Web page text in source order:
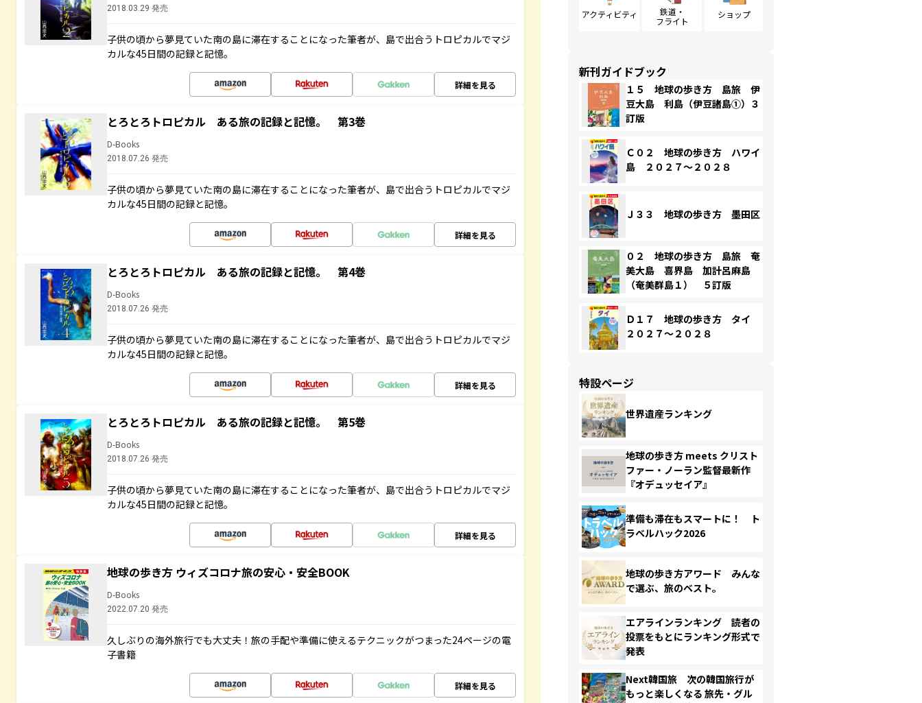
2018.03.29 発売
子供の頃から夢見ていた南の島に滞在することになった筆者が、島で出合うトロピカルでマジ
カルな45日間の記録と記憶。
詳細を見る
とろとろトロピカル ある旅の記録と記憶。 第3巻
D-Books
2018.07.26 発売
子供の頃から夢見ていた南の島に滞在することになった筆者が、島で出合うトロピカルでマジ
カルな45日間の記録と記憶。
詳細を見る
とろとろトロピカル ある旅の記録と記憶。 第4巻
D-Books
2018.07.26 発売
子供の頃から夢見ていた南の島に滞在することになった筆者が、島で出合うトロピカルでマジ
カルな45日間の記録と記憶。
詳細を見る
とろとろトロピカル ある旅の記録と記憶。 第5巻
D-Books
2018.07.26 発売
子供の頃から夢見ていた南の島に滞在することになった筆者が、島で出合うトロピカルでマジ
カルな45日間の記録と記憶。
詳細を見る
地球の歩き方 ウィズコロナ旅の安心・安全BOOK
D-Books
2022.07.20 発売
久しぶりの海外旅行でも大丈夫！旅の手配や準備に使えるテクニックがつまった24ページの電
子書籍
詳細を見る
アクティビティ
鉄道・
フライト
ショップ
新刊ガイドブック
１５ 地球の歩き方 島旅 伊
豆大島 利島（伊豆諸島①）３
訂版
Ｃ０２ 地球の歩き方 ハワイ
島 ２０２７～２０２８
Ｊ３３ 地球の歩き方 墨田区
０２ 地球の歩き方 島旅 奄
美大島 喜界島 加計呂麻島
（奄美群島１） ５訂版
Ｄ１７ 地球の歩き方 タイ
２０２７～２０２８
特設ページ
世界遺産ランキング
地球の歩き方 meets クリスト
ファー・ノーラン監督最新作
『オデュッセイア』
準備も滞在もスマートに！ ト
ラベルハック2026
地球の歩き方アワード みんな
で選ぶ、旅のベスト。
エアラインランキング 読者の
投票をもとにランキング形式で
発表
Next韓国旅 次の韓国旅行が
もっと楽しくなる 旅先・グル